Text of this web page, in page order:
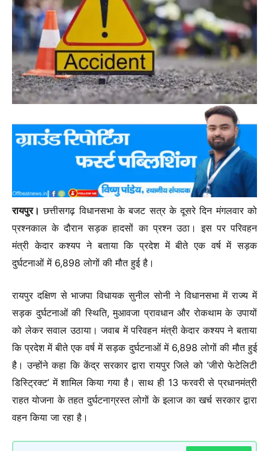
रायपुर। छत्तीसगढ़ विधानसभा के बजट सत्र के दूसरे दिन मंगलवार को
प्रश्नकाल के दौरान सड़क हादसों का प्रश्न उठा। इस पर परिवहन
मंत्री केदार कश्यप ने बताया कि प्रदेश में बीते एक वर्ष में सड़क
दुर्घटनाओं में 6,898 लोगों की मौत हुई है।
रायपुर दक्षिण से भाजपा विधायक सुनील सोनी ने विधानसभा में राज्य में
सड़क दुर्घटनाओं की स्थिति, मुआवजा प्रावधान और रोकथाम के उपायों
को लेकर सवाल उठाया। जवाब में परिवहन मंत्री केदार कश्यप ने बताया
कि प्रदेश में बीते एक वर्ष में सड़क दुर्घटनाओं में 6,898 लोगों की मौत हुई
है। उन्होंने कहा कि केंद्र सरकार द्वारा रायपुर जिले को ‘जीरो फेटेलिटी
डिस्ट्रिक्ट’ में शामिल किया गया है। साथ ही 13 फरवरी से प्रधानमंत्री
राहत योजना के तहत दुर्घटनाग्रस्त लोगों के इलाज का खर्च सरकार द्वारा
वहन किया जा रहा है।